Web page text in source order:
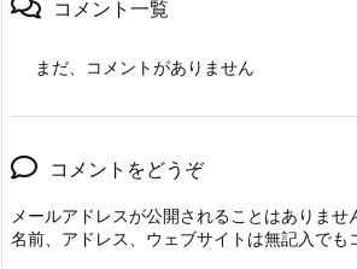
コメント一覧
まだ、コメントがありません
コメントをどうぞ
メールアドレスが公開されることはありませ
名前、アドレス、ウェブサイトは無記入でも